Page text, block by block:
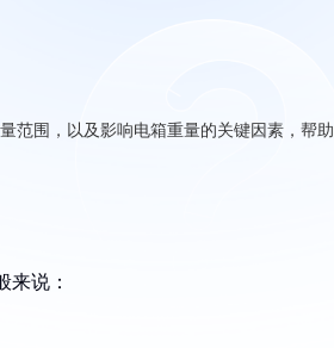
范围，以及影响电箱重量的关键因素，帮助
来说：